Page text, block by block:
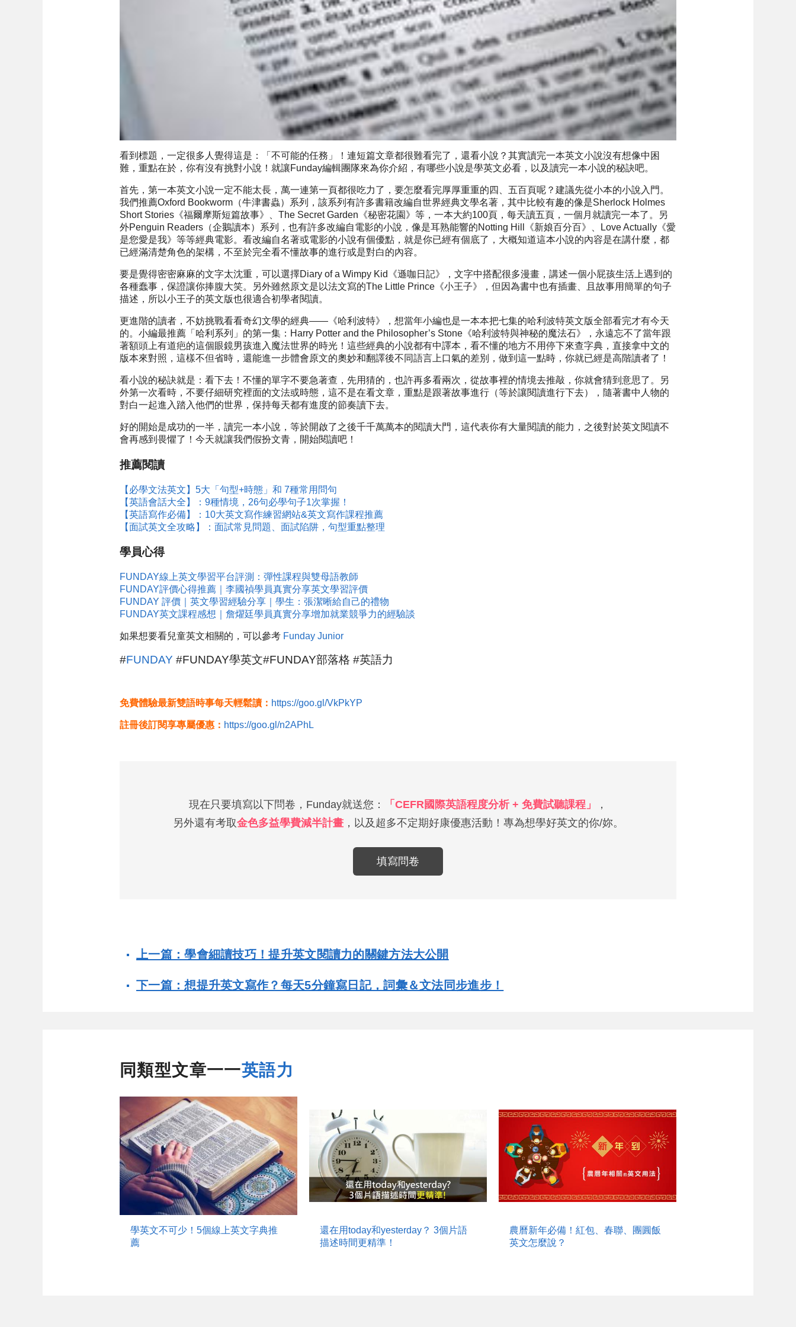
看到標題，一定很多人覺得這是：「不可能的任務」！連短篇文章都很難看完了，還看小說？其實讀完一本英文小說沒有想像中困
難，重點在於，你有沒有挑對小說！就讓Funday編輯團隊來為你介紹，有哪些小說是學英文必看，以及讀完一本小說的秘訣吧。
首先，第一本英文小說一定不能太長，萬一連第一頁都很吃力了，要怎麼看完厚厚重重的四、五百頁呢？建議先從小本的小說入門。
我們推薦Oxford Bookworm（牛津書蟲）系列，該系列有許多書籍改編自世界經典文學名著，其中比較有趣的像是Sherlock Holmes
Short Stories《福爾摩斯短篇故事》、The Secret Garden《秘密花園》等，一本大約100頁，每天讀五頁，一個月就讀完一本了。另
外Penguin Readers（企鵝讀本）系列，也有許多改編自電影的小說，像是耳熟能響的Notting Hill《新娘百分百》、Love Actually《愛
是您愛是我》等等經典電影。看改編自名著或電影的小說有個優點，就是你已經有個底了，大概知道這本小說的內容是在講什麼，都
已經滿清楚角色的架構，不至於完全看不懂故事的進行或是對白的內容。
要是覺得密密麻麻的文字太沈重，可以選擇Diary of a Wimpy Kid《遜咖日記》，文字中搭配很多漫畫，講述一個小屁孩生活上遇到的
各種蠢事，保證讓你捧腹大笑。另外雖然原文是以法文寫的The Little Prince《小王子》，但因為書中也有插畫、且故事用簡單的句子
描述，所以小王子的英文版也很適合初學者閱讀。
更進階的讀者，不妨挑戰看看奇幻文學的經典——《哈利波特》，想當年小編也是一本本把七集的哈利波特英文版全部看完才有今天
的。小編最推薦「哈利系列」的第一集：Harry Potter and the Philosopher’s Stone《哈利波特與神秘的魔法石》，永遠忘不了當年跟
著額頭上有道疤的這個眼鏡男孩進入魔法世界的時光！這些經典的小說都有中譯本，看不懂的地方不用停下來查字典，直接拿中文的
版本來對照，這樣不但省時，還能進一步體會原文的奧妙和翻譯後不同語言上口氣的差別，做到這一點時，你就已經是高階讀者了！
看小說的秘訣就是：看下去！不懂的單字不要急著查，先用猜的，也許再多看兩次，從故事裡的情境去推敲，你就會猜到意思了。另
外第一次看時，不要仔細研究裡面的文法或時態，這不是在看文章，重點是跟著故事進行（等於讓閱讀進行下去），隨著書中人物的
對白一起進入踏入他們的世界，保持每天都有進度的節奏讀下去。
好的開始是成功的一半，讀完一本小說，等於開啟了之後千千萬萬本的閱讀大門，這代表你有大量閱讀的能力，之後對於英文閱讀不
會再感到畏懼了！今天就讓我們假扮文青，開始閱讀吧！
推薦閱讀
【必學文法英文】5大「句型+時態」和 7種常用問句
【英語會話大全】：9種情境，26句必學句子1次掌握！
【英語寫作必備】：10大英文寫作練習網站&英文寫作課程推薦
【面試英文全攻略】：面試常見問題、面試陷阱，句型重點整理
學員心得
FUNDAY線上英文學習平台評測：彈性課程與雙母語教師
FUNDAY評價心得推薦｜李國禎學員真實分享英文學習評價
FUNDAY 評價｜英文學習經驗分享｜學生：張潔晰給自己的禮物
FUNDAY英文課程感想｜詹燿廷學員真實分享增加就業競爭力的經驗談
如果想要看兒童英文相關的，可以參考 Funday Junior
#FUNDAY #FUNDAY學英文#FUNDAY部落格 #英語力
免費體驗最新雙語時事每天輕鬆讀： https://goo.gl/VkPkYP
註冊後訂閱享專屬優惠： https://goo.gl/n2APhL
現在只要填寫以下問卷，Funday就送您： 「CEFR國際英語程度分析 + 免費試聽課程」
，
另外還有考取金色多益學費減半計畫，以及超多不定期好康優惠活動！專為想學好英文的你/妳。
填寫問卷
上一篇：學會細讀技巧！提升英文閱讀力的關鍵方法大公開
下一篇：想提升英文寫作？每天5分鐘寫日記，詞彙＆文法同步進步！
同類型文章一一英語力
學英文不可少！5個線上英文字典推
薦
還在用today和yesterday？ 3個片語
描述時間更精準！
農曆新年必備！紅包、春聯、團圓飯
英文怎麼說？